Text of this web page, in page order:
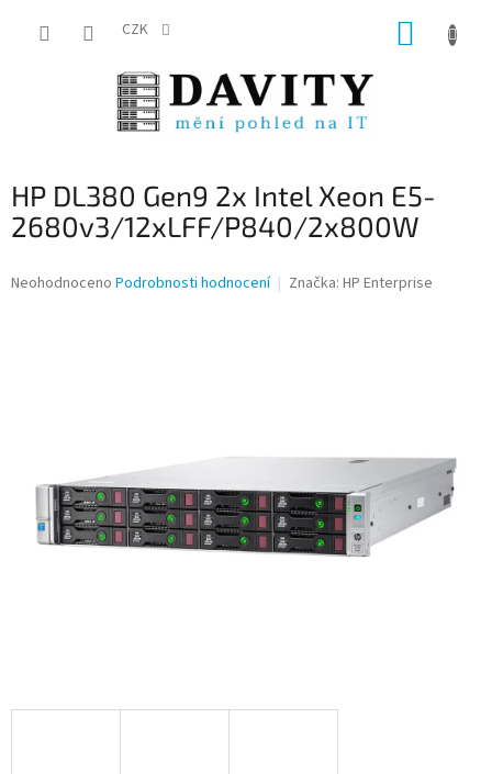
CZK
HP DL380 Gen9 2x Intel Xeon E5-
2680v3/12xLFF/P840/2x800W
Průměrné
Neohodnoceno Podrobnosti hodnocení Značka: HP Enterprise